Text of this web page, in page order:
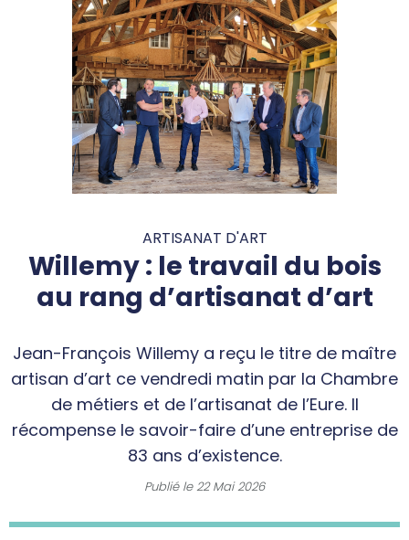
ARTISANAT D'ART
Willemy : le travail du bois
au rang d’artisanat d’art
Jean-François Willemy a reçu le titre de maître
artisan d’art ce vendredi matin par la Chambre
de métiers et de l’artisanat de l’Eure. Il
récompense le savoir-faire d’une entreprise de
83 ans d’existence.
Publié le22 Mai 2026